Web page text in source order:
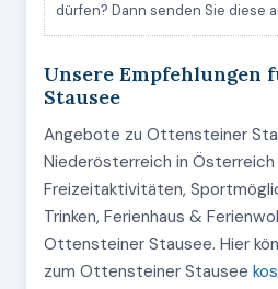
dürfen? Dann senden Sie diese
Unsere Empfehlungen
Stausee
Angebote zu Ottensteiner
Niederösterreich in
Freizeitaktivitäten,
Trinken, Ferienhaus &
Ottensteiner Stausee. Hier
zum Ottensteiner Stausee